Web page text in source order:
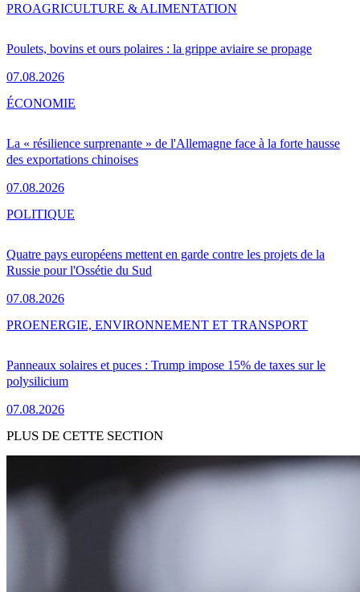
Poulets, bovins et ours polaires : la grippe aviaire se propage
07.08.2026
PROAGRICULTURE & ALIMENTATION
La « résilience surprenante » de l'Allemagne face à la forte hausse
des exportations chinoises
07.08.2026
ÉCONOMIE
Quatre pays européens mettent en garde contre les projets de la
Russie pour l'Ossétie du Sud
07.08.2026
POLITIQUE
Panneaux solaires et puces : Trump impose 15% de taxes sur le
polysilicium
07.08.2026
PROENERGIE, ENVIRONNEMENT ET TRANSPORT
PLUS DE CETTE SECTION